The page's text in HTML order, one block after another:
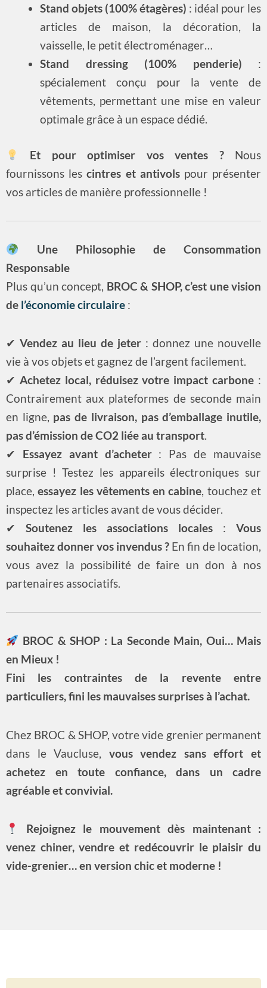
Stand objets (100% étagères) : idéal pour les
articles de maison, la décoration, la
vaisselle, le petit électroménager…
Stand dressing (100% penderie) :
spécialement conçu pour la vente de
vêtements, permettant une mise en valeur
optimale grâce à un espace dédié.
Et pour optimiser vos ventes ?Nous
fournissons lescintres et antivolspour présenter
vos articles de manière professionnelle !
Une Philosophie de Consommation
Responsable
Plus qu’un concept, BROC & SHOP, c’est une vision
de l’économie circulaire :
✔ Vendez au lieu de jeter : donnez une nouvelle
vie à vos objets et gagnez de l’argent facilement.
✔ Achetez local, réduisez votre impact carbone :
Contrairement aux plateformes de seconde main
en ligne, pas de livraison, pas d’emballage inutile,
pas d’émission de CO2 liée au transport.
✔ Essayez avant d’acheter: Pas de mauvaise
surprise ! Testez les appareils électroniques sur
place,essayez les vêtements en cabine, touchez et
inspectez les articles avant de vous décider.
✔ Soutenez les associations locales : Vous
souhaitez donner vos invendus ? En fin de location,
vous avez la possibilité de faire un don à nos
partenaires associatifs.
BROC & SHOP : La Seconde Main, Oui… Mais
en Mieux !
Fini les contraintes de la revente entre
particuliers, fini les mauvaises surprises à l’achat.
Chez BROC & SHOP, votre vide grenier permanent
dans le Vaucluse, vous vendez sans effort et
achetez en toute confiance, dans un cadre
agréable et convivial.
Rejoignez le mouvement dès maintenant :
venez chiner, vendre et redécouvrir le plaisir du
vide-grenier… en version chic et moderne !